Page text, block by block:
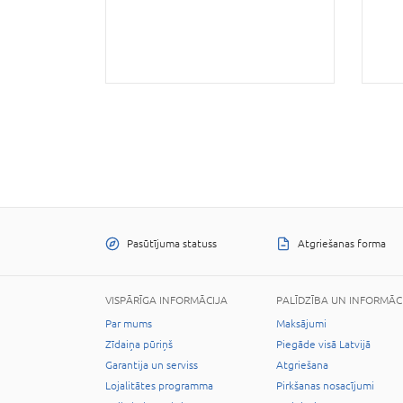
Pasūtījuma statuss Atgriešanas forma
VISPĀRĪGA INFORMĀCIJA
Par mums
Zīdaiņa pūriņš
Garantija un serviss
Lojalitātes programma
PALĪDZĪBA UN
Maksājumi
Piegāde visā Latvijā
Atgriešana
Pirkšanas nosacījumi